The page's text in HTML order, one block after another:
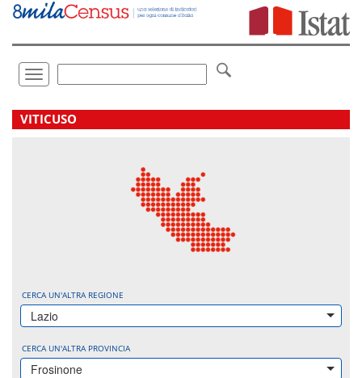
Vai
direttamente
Toggle
navigation
.
VITICUSO
CERCA UN'ALTRA REGIONE
Lazio
CERCA UN'ALTRA PROVINCIA
Frosinone